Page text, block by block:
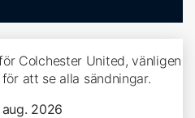
Colchester United, vänligen
för att se alla sändningar.
2026